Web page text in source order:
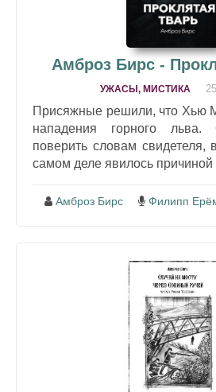
Амброз Бирс -
УЖАСЫ, МИСТИКА
Присяжные решили, что Хью
нападения горного
поверить словам свидетеля,
самом деле явилось причиной
Амброз Бирс Филипп